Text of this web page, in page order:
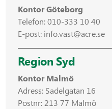
Kontor Göteborg
Telefon:010-333 10 40
E-post: info.vast@acre.se
Region Syd
Kontor Malmö
Adress: Sadelgatan 16
Postnr: 213 77 Malmö